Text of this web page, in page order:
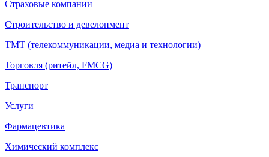
Страховые компании
Строительство и девелопмент
ТМТ (телекоммуникации, медиа и технологии)
Торговля (ритейл, FMCG)
Транспорт
Услуги
Фармацевтика
Химический комплекс